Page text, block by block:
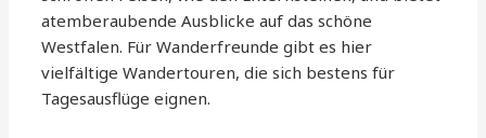
atemberaubende Ausblicke auf das schöne
Westfalen. Für Wanderfreunde gibt es hier
vielfältige Wandertouren, die sich bestens für
Tagesausflüge eignen.